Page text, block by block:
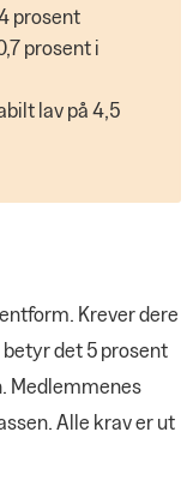
prosent
prosent i
lav på 4,5
Krever dere
det 5 prosent
Medlemmenes
Alle krav er ut